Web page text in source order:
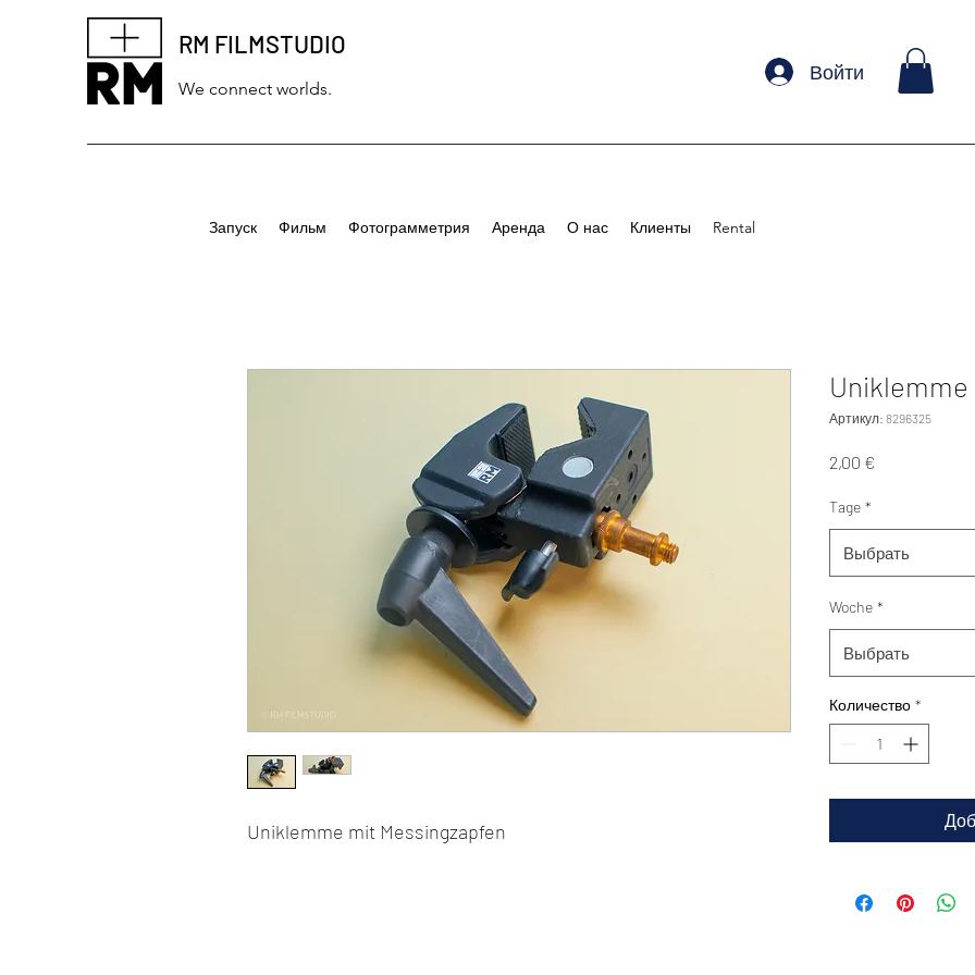
RM FILMSTUDIO
We connect worlds.
Войти
Uniklemme mit Messingzapfen
Uniklemme
Артикул: 8296325
2,00 €
Tage *
Выбрать
Woche *
Выбрать
Количество *
Запуск Фильм Фотограмметрия Аренда О нас Клиенты Rental